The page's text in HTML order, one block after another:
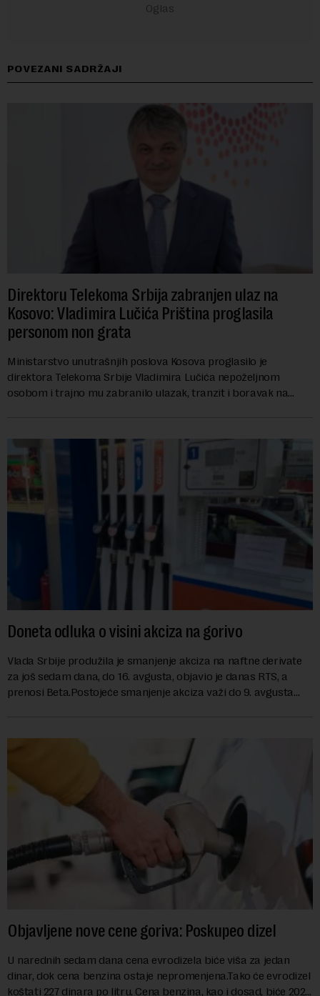
POVEZANI SADRŽAJI
Direktoru Telekoma Srbija zabranjen ulaz na
Kosovo: Vladimira Lučića Priština proglasila
personom non grata
Ministarstvo unutrašnjih poslova Kosova proglasilo je
direktora Telekoma Srbije Vladimira Lučića nepoželjnom
osobom i trajno mu zabranilo ulazak, tranzit i boravak na
Doneta odluka o visini akciza na gorivo
Vlada Srbije produžila je smanjenje akciza na naftne derivate
za još sedam dana, do 16. avgusta, objavio je danas RTS, a
prenosi Beta.Postojeće smanjenje akciza važi do 9. avgusta
Objavljene nove cene goriva: Poskupeo dizel
U narednih sedam dana cena evrodizela biće viša za jedan
dinar, dok cena benzina ostaje nepromenjena.Tako će evrodizel
koštati 227 dinara po litru. Cena benzina, kao i dosad, biće 202